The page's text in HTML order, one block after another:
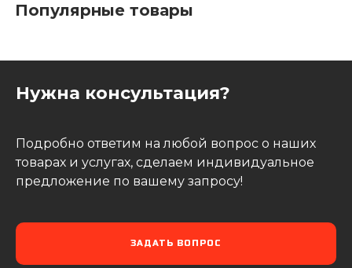
Популярные товары
Нужна консультация?
Подробно ответим на любой вопрос о наших
товарах и услугах, сделаем индивидуальное
предложение по вашему запросу!
ЗАДАТЬ ВОПРОС